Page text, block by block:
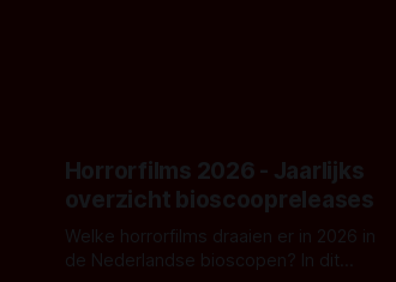
Horrorfilms 2026 - Jaarlijks
overzicht bioscoopreleases
Welke horrorfilms draaien er in 2026 in
de Nederlandse bioscopen? In dit